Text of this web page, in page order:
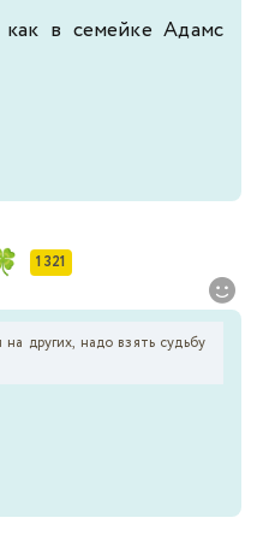
в семейке Адамс
1 321
других, надо взять судьбу